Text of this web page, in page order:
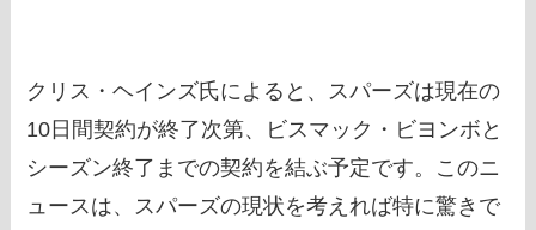
クリス・ヘインズ氏によると、スパーズは現在の
10日間契約が終了次第、ビスマック・ビヨンボと
シーズン終了までの契約を結ぶ予定です。このニ
ュースは、スパーズの現状を考えれば特に驚きで